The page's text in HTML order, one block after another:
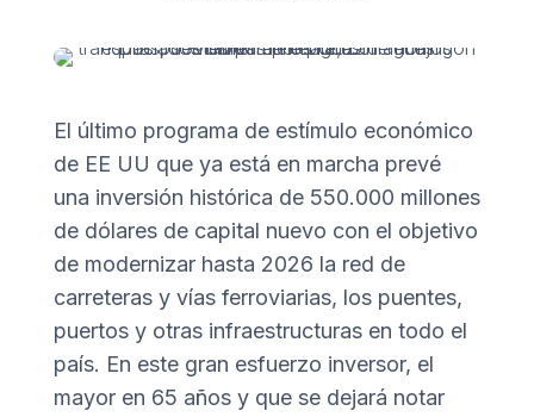
El último programa de estímulo económico
de EE UU que ya está en marcha prevé
una inversión histórica de 550.000 millones
de dólares de capital nuevo con el objetivo
de modernizar hasta 2026 la red de
carreteras y vías ferroviarias, los puentes,
puertos y otras infraestructuras en todo el
país. En este gran esfuerzo inversor, el
mayor en 65 años y que se dejará notar